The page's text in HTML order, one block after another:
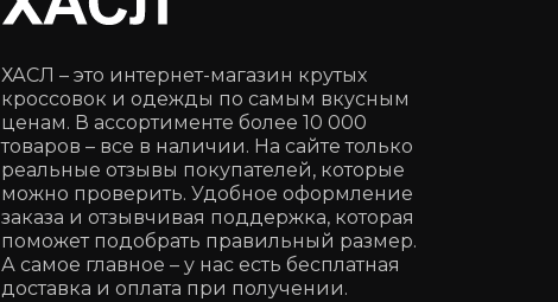
ХАСЛ – это интернет-магазин крутых
кроссовок и одежды по самым вкусным
ценам. В ассортименте более 10 000
товаров – все в наличии. На сайте только
реальные отзывы покупателей, которые
можно проверить. Удобное оформление
заказа и отзывчивая поддержка, которая
поможет подобрать правильный размер.
А самое главное – у нас есть бесплатная
доставка и оплата при получении.